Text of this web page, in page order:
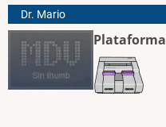
Dr. Mario
Plataforma